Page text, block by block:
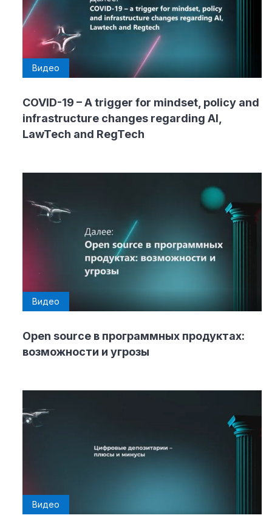
Видео
COVID-19 – A trigger for mindset, policy and
infrastructure changes regarding AI,
LawTech and RegTech
Видео
Open source в программных продуктах:
возможности и угрозы
Видео